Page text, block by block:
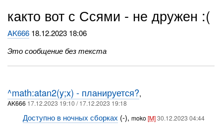
както вот с Ссями - не дружен :(
AK666 18.12.2023 18:06
Это сообщение без текста
^math:atan2(y;x) - планируется?,
AK666 17.12.2023 19:10 / 17.12.2023 19:18
Доступно в ночных сборках (-), moko[M] 30.12.2023 04:44